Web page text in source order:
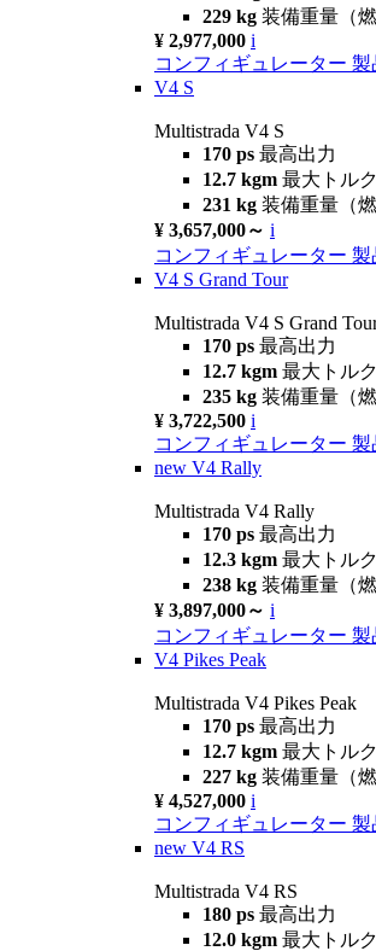
229 kg 装備重量（
¥ 2,977,000 i
コンフィギュレーター 製
V4 S
Multistrada V4 S
170 ps 最高出力
12.7 kgm 最大トルク
231 kg 装備重量（
¥ 3,657,000～ i
コンフィギュレーター 製
V4 S Grand Tour
Multistrada V4 S Grand
170 ps 最高出力
12.7 kgm 最大トルク
235 kg 装備重量（
¥ 3,722,500 i
コンフィギュレーター 製
new V4 Rally
Multistrada V4 Rally
170 ps 最高出力
12.3 kgm 最大トルク
238 kg 装備重量（
¥ 3,897,000～ i
コンフィギュレーター 製
V4 Pikes Peak
Multistrada V4 Pikes Peak
170 ps 最高出力
12.7 kgm 最大トルク
227 kg 装備重量（
¥ 4,527,000 i
コンフィギュレーター 製
new V4 RS
Multistrada V4 RS
180 ps 最高出力
12.0 kgm 最大トルク